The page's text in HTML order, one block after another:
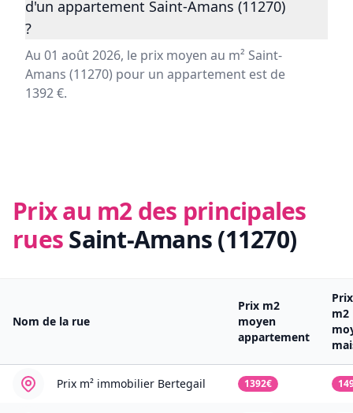
d'un appartement Saint-Amans (11270)
?
Au 01 août 2026, le prix moyen au m² Saint-
Amans (11270) pour un appartement est de
1392 €.
Prix au m2 des principales
ruesSaint-Amans (11270)
Nom de la rue
Prix m2
moyen
appartement
Prix
m2
Prix m² immobilier Bertegail 1392€